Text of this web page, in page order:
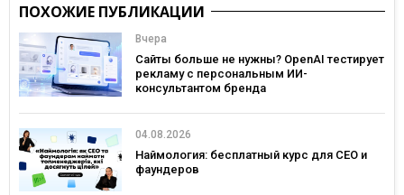
ПОХОЖИЕ ПУБЛИКАЦИИ
Вчера
Сайты больше не нужны? OpenAI тестирует
рекламу с персональным ИИ-
консультантом бренда
04.08.2026
Наймология: бесплатный курс для CEO и
фаундеров